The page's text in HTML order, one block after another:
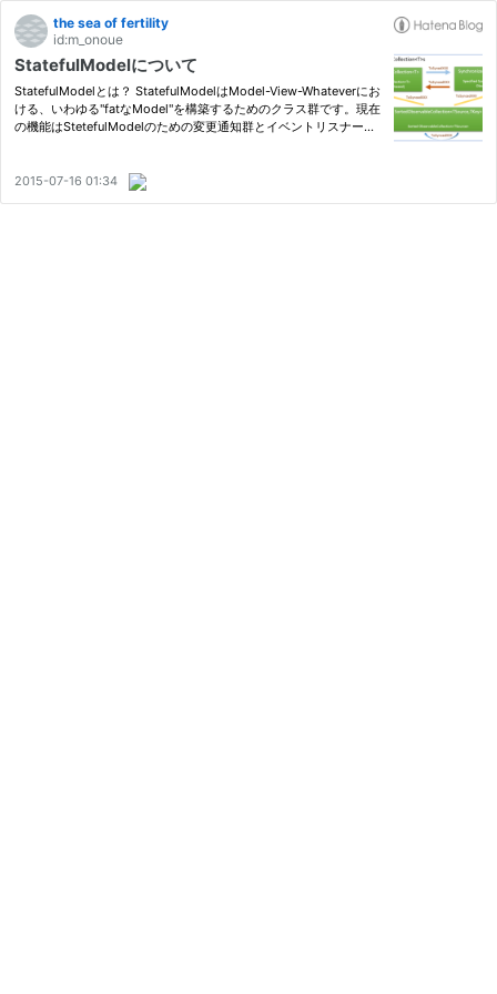
the sea of fertility
id:m_onoue
StatefulModelについて
StatefulModelとは？ StatefulModelはModel-View-Whateverにお
ける、いわゆる"fatなModel"を構築するためのクラス群です。現在
の機能はStetefulModelのための変更通知群とイベントリスナー系
Mo…
2015-07-16 01:34